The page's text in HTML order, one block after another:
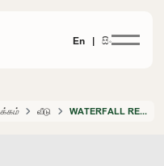
En | සිං
வீடு WATERFALL RESIDENCIES MALABE